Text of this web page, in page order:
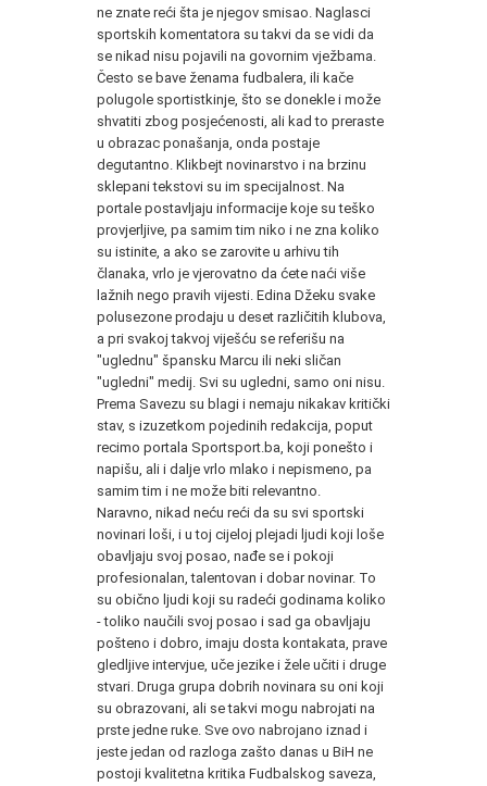
ne znate reći šta je njegov smisao. Naglasci
sportskih komentatora su takvi da se vidi da
se nikad nisu pojavili na govornim vježbama.
Često se bave ženama fudbalera, ili kače
polugole sportistkinje, što se donekle i može
shvatiti zbog posjećenosti, ali kad to preraste
u obrazac ponašanja, onda postaje
degutantno. Klikbejt novinarstvo i na brzinu
sklepani tekstovi su im specijalnost. Na
portale postavljaju informacije koje su teško
provjerljive, pa samim tim niko i ne zna koliko
su istinite, a ako se zarovite u arhivu tih
članaka, vrlo je vjerovatno da ćete naći više
lažnih nego pravih vijesti. Edina Džeku svake
polusezone prodaju u deset različitih klubova,
a pri svakoj takvoj viješću se referišu na
"uglednu" špansku Marcu ili neki sličan
"ugledni" medij. Svi su ugledni, samo oni nisu.
Prema Savezu su blagi i nemaju nikakav kritički
stav, s izuzetkom pojedinih redakcija, poput
recimo portala Sportsport.ba, koji ponešto i
napišu, ali i dalje vrlo mlako i nepismeno, pa
samim tim i ne može biti relevantno.
Naravno, nikad neću reći da su svi sportski
novinari loši, i u toj cijeloj plejadi ljudi koji loše
obavljaju svoj posao, nađe se i pokoji
profesionalan, talentovan i dobar novinar. To
su obično ljudi koji su radeći godinama koliko
- toliko naučili svoj posao i sad ga obavljaju
pošteno i dobro, imaju dosta kontakata, prave
gledljive intervjue, uče jezike i žele učiti i druge
stvari. Druga grupa dobrih novinara su oni koji
su obrazovani, ali se takvi mogu nabrojati na
prste jedne ruke. Sve ovo nabrojano iznad i
jeste jedan od razloga zašto danas u BiH ne
postoji kvalitetna kritika Fudbalskog saveza,